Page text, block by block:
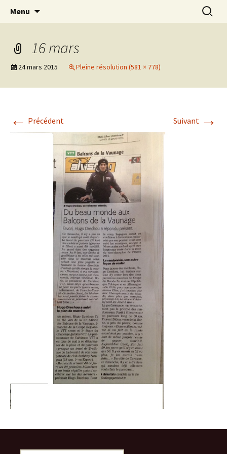
Challenge Gardois VTT
Le site pour tout savoir sur le Challenge VTT
du Gard
Menu
16 mars
24 mars 2015 Pleine résolution (581 × 778)
← Précédent Suivant →